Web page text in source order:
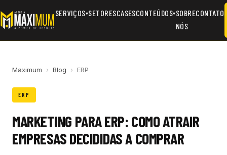
SERVIÇOS▾SETORESCASESCONTEÚDOS▾SOBRE
NÓS
CONTATO
Maximum › Blog › ERP
ERP
MARKETING PARA ERP: COMO ATRAIR
EMPRESAS DECIDIDAS A COMPRAR